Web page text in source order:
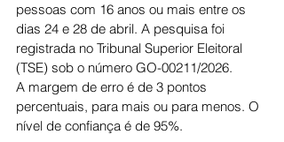
pessoas com 16 anos ou mais entre os
dias 24 e 28 de abril. A pesquisa foi
registrada no Tribunal Superior Eleitoral
(TSE) sob o número GO-00211/2026.
A margem de erro é de 3 pontos
percentuais, para mais ou para menos. O
nível de confiança é de 95%.